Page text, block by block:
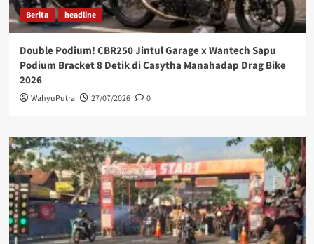
Berita headline
Double Podium! CBR250 Jintul Garage x Wantech Sapu
Podium Bracket 8 Detik di Casytha Manahadap Drag Bike
2026
WahyuPutra 27/07/2026 0